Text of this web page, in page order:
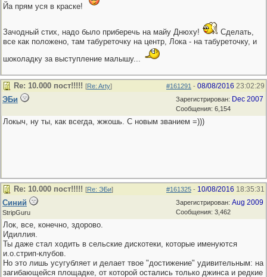
Йа прям уся в краске!
Зачодный стих, надо было приберечь на майу Днюху!
Сделать,
все как положено, там табуреточку на центр, Лока - на табуреточку, и
шоколадку за выступление малышу...
#161291 - 08/08/2016 23:02:29
Re: 10.000 пост!!!!! [Re: Arty]
Зарегистрирован: Dec 2007
Сообщения: 6,154
ЭБи
Локыч, ну ты, как всегда, жжошь. С новым званием =)))
#161325 - 10/08/2016 18:35:31
Re: 10.000 пост!!!!! [Re: ЭБи]
Зарегистрирован: Aug 2009
Сообщения: 3,462
Синий
StripGuru
Лок, все, конечно, здорово.
Идиллия.
Ты даже стал ходить в сельские дискотеки, которые именуются
и.о.стрип-клубов.
Но это лишь усугубляет и делает твое "достижение" удивительным: на
загибающейся площадке, от которой остались только джинса и редкие